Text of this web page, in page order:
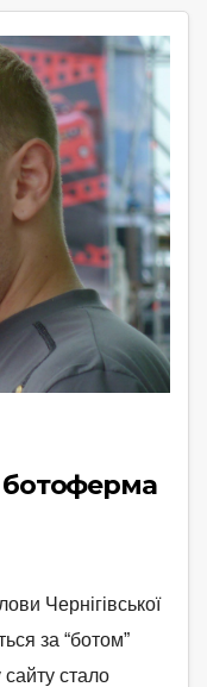
ботоферма
Чернігівської
за “ботом”
стало